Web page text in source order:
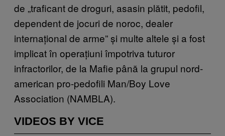
de „traficant de droguri, asasin plătit, pedofil,
dependent de jocuri de noroc, dealer
internațional de arme”și multe altele și a fost
implicat în operațiuni împotriva tuturor
infractorilor, de la Mafie până la grupul nord-
american pro-pedofili Man/Boy Love
Association (NAMBLA).
VIDEOS BY VICE